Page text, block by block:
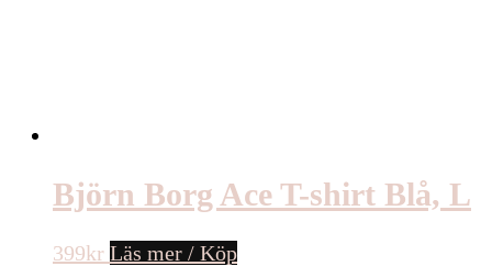
Björn Borg Ace T-shirt Blå, L
399kr Läs mer / Köp